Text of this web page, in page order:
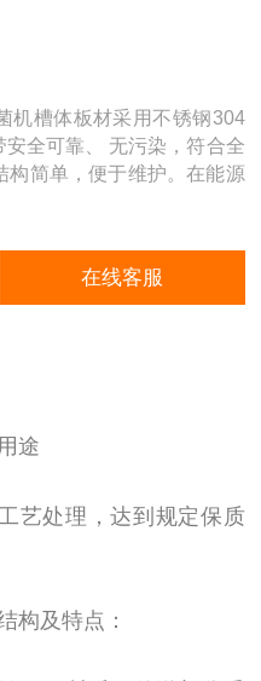
机槽体板材采用不锈钢304
全可靠、 无污染，符合全
构简单，便于维护。在能源
在线客服
途
艺处理，达到规定保质
构及特点：